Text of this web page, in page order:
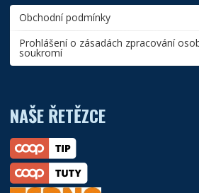
Obchodní podmínky
Prohlášení o zásadách zpracování
soukromí
NAŠE ŘETĚZCE